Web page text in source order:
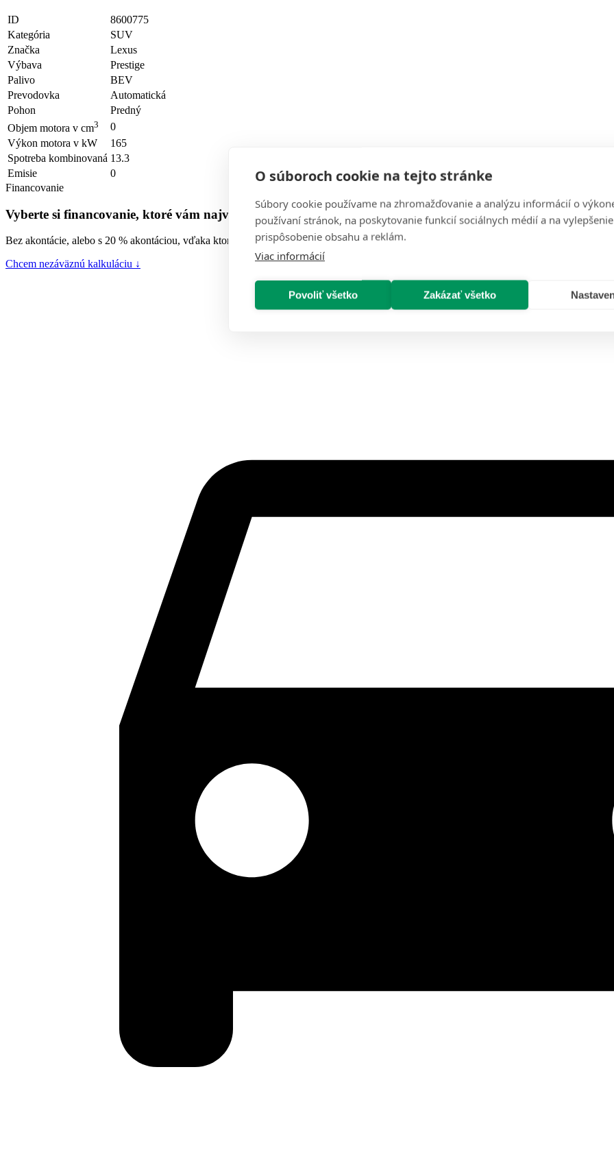
O súboroch cookie na tejto stránke
Súbory cookie používame na zhromažďovanie a analýzu informácií o
používaní stránok, na poskytovanie funkcií sociálnych médií a na
prispôsobenie obsahu a reklám.
Viac informácií
Povoliť všetko Zakázať všetko
ID
8600775
Kategória
SUV
Značka
Lexus
Výbava
Prestige
Palivo
BEV
Prevodovka
Automatická
Pohon
Predný
Objem motora v cm3
0
Výkon motora v kW
165
Spotreba kombinovaná 13.3
Emisie
0
Financovanie
Vyberte si financovanie, ktoré vám najviac vyhovuje
Bez akontácie, alebo s 20 % akontáciou, vďaka ktorej si znížite mesačné splátky.
Chcem nezáväznú kalkuláciu ↓